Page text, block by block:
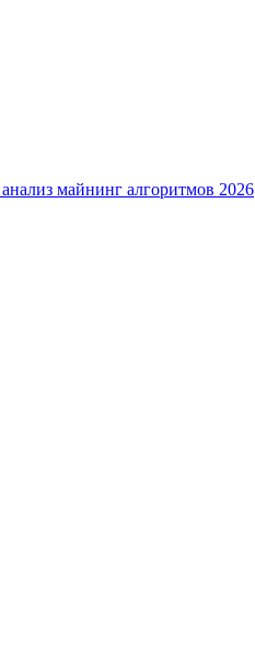
майнинг алгоритмов 2026